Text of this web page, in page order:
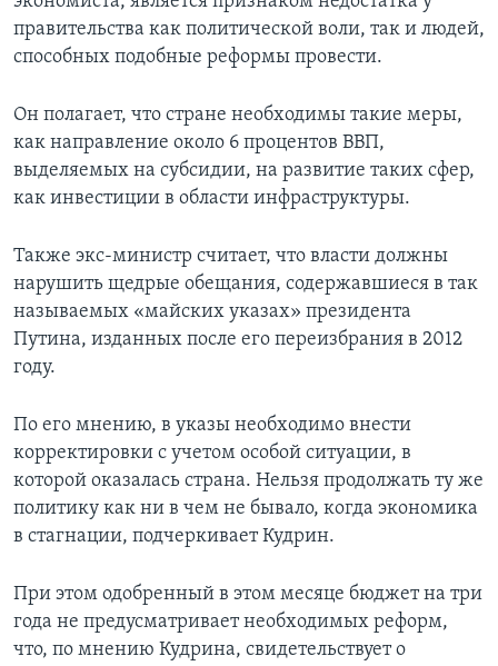
правительства как политической воли, так и людей,
способных подобные реформы провести.
Он полагает, что стране необходимы такие меры,
как направление около 6 процентов ВВП,
выделяемых на субсидии, на развитие таких сфер,
как инвестиции в области инфраструктуры.
Также экс-министр считает, что власти должны
нарушить щедрые обещания, содержавшиеся в так
называемых «майских указах» президента
Путина, изданных после его переизбрания в 2012
году.
По его мнению, в указы необходимо внести
корректировки с учетом особой ситуации, в
которой оказалась страна. Нельзя продолжать ту же
политику как ни в чем не бывало, когда экономика
в стагнации, подчеркивает Кудрин.
При этом одобренный в этом месяце бюджет на три
года не предусматривает необходимых реформ,
что, по мнению Кудрина, свидетельствует о